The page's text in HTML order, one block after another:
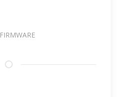
FIRMWARE